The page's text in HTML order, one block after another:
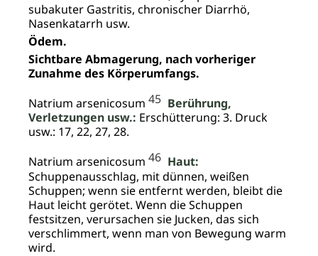
subakuter Gastritis, chronischer Diarrhö,
Nasenkatarrh usw.
Ödem.
Sichtbare Abmagerung, nach vorheriger
Zunahme des Körperumfangs.
Natrium arsenicosum 45 Berührung,
Verletzungen usw.: Erschütterung: 3. Druck
usw.: 17, 22, 27, 28.
Natrium arsenicosum 46 Haut:
Schuppenausschlag, mit dünnen, weißen
Schuppen; wenn sie entfernt werden, bleibt die
Haut leicht gerötet. Wenn die Schuppen
festsitzen, verursachen sie Jucken, das sich
verschlimmert, wenn man von Bewegung warm
wird.